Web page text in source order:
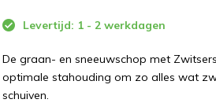
Levertijd: 1 - 2 werkdagen
De graan- en sneeuwschop met
optimale stahouding om zo alles wat
schuiven.